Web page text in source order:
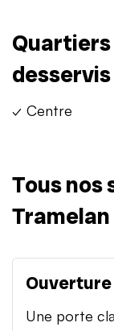
desservis
✓ Centre
Tous nos
Tramelan
Une porte